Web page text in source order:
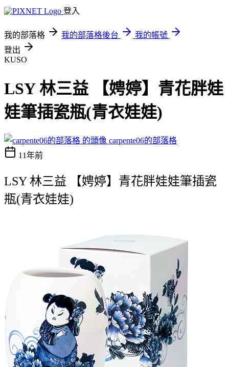
登入
我的部落格 我的部落格後台
我的帳號
登出
KUSO
LSY 林三益 【娉婷】青花胖娃
娃筆插瓷瓶(青衣娃娃)
carpente06的部落格
11年前
LSY 林三益 【娉婷】青花胖娃娃筆插瓷
瓶(青衣娃娃)